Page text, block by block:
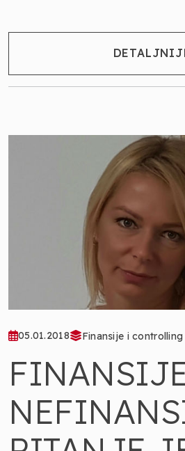
05.01.2018 Finansije i controlling